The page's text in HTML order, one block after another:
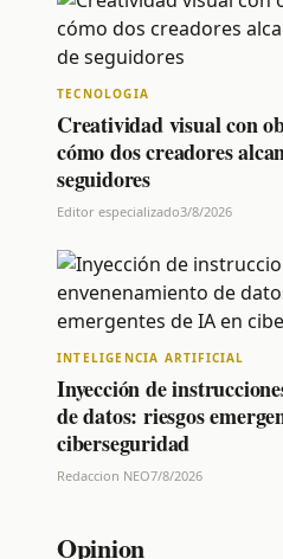
TECNOLOGIA
Creatividad visual con
cómo dos creadores
seguidores
Editor especializado3/8/2026
INTELIGENCIA ARTIFICIAL
Inyección de
de datos: riesgos
ciberseguridad
Redaccion NEO7/8/2026
Opinion